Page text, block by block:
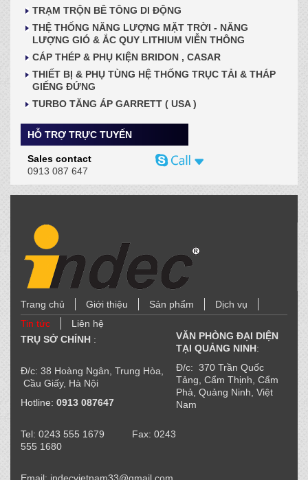
TRẠM TRỘN BÊ TÔNG DI ĐỘNG
THỆ THỐNG NĂNG LƯỢNG MẶT TRỜI - NĂNG
LƯỢNG GIÓ & ẮC QUY LITHIUM VIỄN THÔNG
CÁP THÉP & PHỤ KIỆN BRIDON , CASAR
THIẾT BỊ & PHỤ TÙNG HỆ THỐNG TRỤC TẢI & THÁP
GIẾNG ĐỨNG
TURBO TĂNG ÁP GARRETT ( USA )
HỖ TRỢ TRỰC TUYẾN
Sales contact
0913 087 647
Trang chủ Giới thiệu Sản phẩm
Dịch vụ
Tin tức
Liên hệ
TRỤ SỞ CHÍNH :
Đ/c: 38 Hoàng Ngân, Trung Hòa,
Cầu Giấy, Hà Nội
Hotline: 0913 087647
Tel: 0243 555 1679 Fax: 0243
555 1680
Email: indecvietnam33@gmail.com
VĂN PHÒNG ĐẠI DIỆN
TẠI QUẢNG NINH:
Đ/c: 370 Trần Quốc
Tảng, Cẩm Thịnh, Cẩm
Phả, Quảng Ninh, Việt
Nam